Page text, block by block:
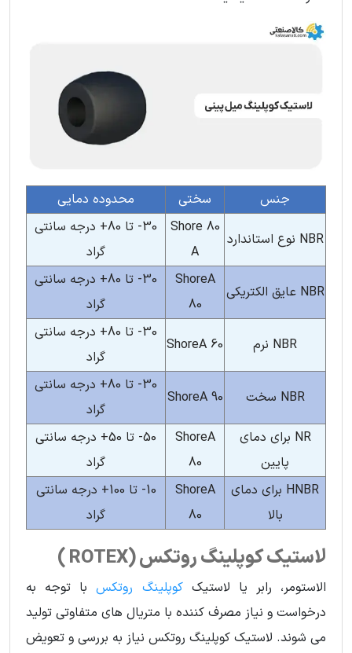
جنس سختی محدوده دمایی
NBR نوع استاندارد
80 Shore
A
30- تا 80+ درجه سانتی
گراد
NBR عایق الکتریکی
ShoreA
80
30- تا 80+ درجه سانتی
گراد
NBR نرم ShoreA 60
30- تا 80+ درجه سانتی
گراد
NBR سخت ShoreA 90
30- تا 80+ درجه سانتی
گراد
NR برای دمای
پایین
ShoreA
80
50- تا 50+ درجه سانتی
گراد
HNBR برای دمای
بالا
ShoreA
80
10- تا 100+ درجه سانتی
گراد
لاستیک کوپلینگ روتکس (ROTEX )
الاستومر، رابر یا لاستیککوپلینگ روتکسبا توجه به
درخواست و نیاز مصرف کننده با متریال های متفاوتی تولید
می شوند. لاستیک کوپلینگ روتکس نیاز به بررسی و تعویض